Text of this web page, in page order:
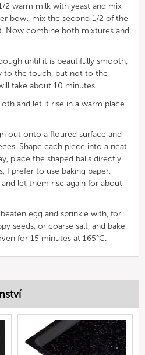
2 warm milk with yeast and mix
bowl, mix the second 1/2 of the
Now combine both mixtures and
until it is beautifully smooth,
to the touch, but not to the
take about 10 minutes.
and let it rise in a warm place
out onto a floured surface and
Shape each piece into a neat
place the shaped balls directly
I prefer to use baking paper.
let them rise again for about
egg and sprinkle with, for
seeds, or coarse salt, and bake
for 15 minutes at 165°C.